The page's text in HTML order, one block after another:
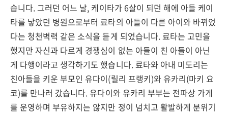
습니다. 그러던 어느 날, 케이타가 6살이 되던 해에 아들 케이
타를 낳았던 병원으로부터 료타의 아들이 다른 아이와 바뀌었
다는 청천벽력 같은 소식을 듣게 되었습니다. 료타는 고민을
했지만 자신과 다르게 경쟁심이 없는 아들이 친 아들이 아닌
게 다행이라고 생각하기도 했습니다. 료타와 아내 미도리는
친아들을 키운 부모인 유다이(릴리 프랭키)와 유카리(마키 요
코)를 만나러 갔습니다. 유다이와 유카리 부부는 전파상 가게
를 운영하며 부유하지는 않지만 정이 넘치고 활발하게 분위기